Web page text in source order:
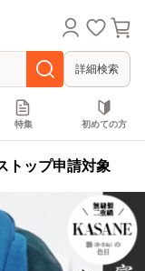
詳細検索
特集 初めての方
トップ申請対象